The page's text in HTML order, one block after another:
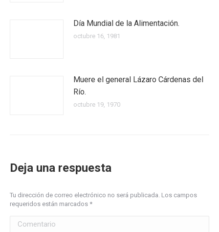
Día Mundial de la Alimentación.
octubre 16, 1981
Muere el general Lázaro Cárdenas del
Río.
octubre 19, 1970
Deja una respuesta
Tu dirección de correo electrónico no será publicada. Los campos
requeridos están marcados *
Comentario